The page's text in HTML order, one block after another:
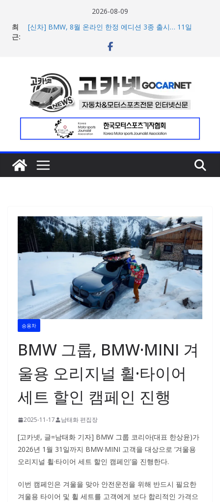
2026-08-09
최
근:
[신차] BMW, 8월 온라인 한정 에디션 3종 출시… 11일
벤틀리, 첫 순수 전기 어반 럭셔리 SUV 토르칼 탑재될 ‘큐레
팝업 오픈
BMW 레이디스 챔피언십 2026, 다양한 티켓 패키지 선보이
며 본격 대회 준비 돌입
현대차·기아, ‘2026 레드닷 어워드’에서 최우수상 2개·본상
15개 수상
승용차
BMW 그룹, BMW·MINI 겨
울용 오리지널 휠·타이어
세트 할인 캠페인 진행
2025-11-17 남태화 편집장
[고카넷, 글=남태화 기자] BMW 그룹 코리아(대표 한상윤)가
2026년 1월 31일까지 BMW·MINI 고객을 대상으로 ‘겨울용
오리지널 휠·타이어 세트 할인 캠페인’을 진행한다.
이번 캠페인은 겨울을 맞아 안전운전을 위해 반드시 필요한
겨울용 타이어 및 휠 세트를 고객에게 보다 합리적인 가격으